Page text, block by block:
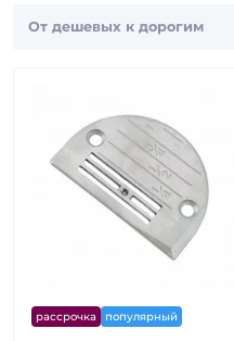
рассрочка популярный